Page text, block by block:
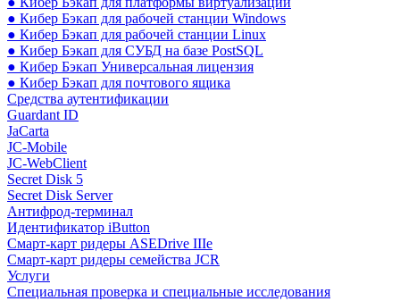
● Кибер Бэкап для рабочей станции Windows
● Кибер Бэкап для рабочей станции Linux
● Кибер Бэкап для СУБД на базе PostSQL
● Кибер Бэкап Универсальная лицензия
● Кибер Бэкап для почтового ящика
Средства аутентификации
Guardant ID
JaCarta
JC-Mobile
JC-WebClient
Secret Disk 5
Secret Disk Server
Антифрод-терминал
Идентификатор iButton
Смарт-карт ридеры ASEDrive IIIe
Смарт-карт ридеры семейства JCR
Услуги
Специальная проверка и специальные исследования